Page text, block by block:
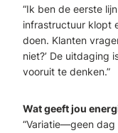
“Ik ben de eerste
infrastructuur klopt
doen. Klanten
niet?’ De uitdaging
vooruit te denken.”
Wat geeft jou
“Variatie—geen dag